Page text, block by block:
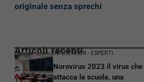
originale senza sprechi
Articoli recentiINFLUENCER - ESPERTI
Norovirus 2023 il virus che
attacca le scuole, una